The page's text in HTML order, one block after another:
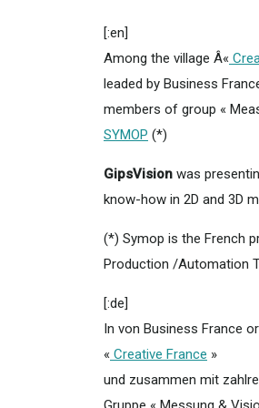
[:en]
Among the village Â«
leaded by Business
members of group «
SYMOP (*)
GipsVision was
know-how in 2D and 3D
(*) Symop is the French
Production /Automation
[:de]
In von Business France
« Creative France »
und zusammen mit